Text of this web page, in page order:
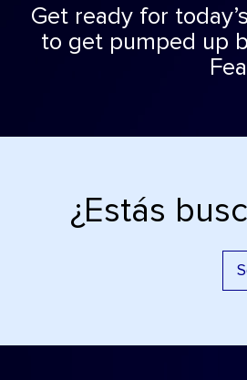
Get ready for
to get pumped up
¿Estás